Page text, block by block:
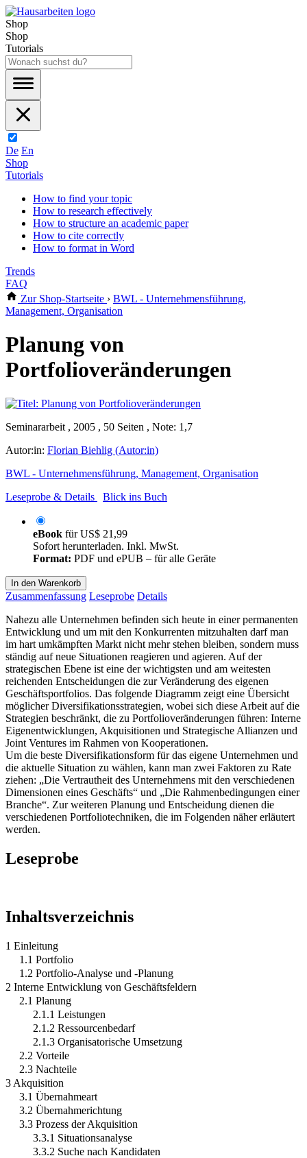
Shop
Shop
Tutorials
De En
Shop
Tutorials
How to find your topic
How to research effectively
How to structure an academic paper
How to cite correctly
How to format in Word
Trends
FAQ
Zur Shop-Startseite › BWL - Unternehmensführung,
Management, Organisation
Planung von
Portfolioveränderungen
Seminararbeit , 2005 , 50 Seiten , Note: 1,7
Autor:in: Florian Biehlig (Autor:in)
BWL - Unternehmensführung, Management, Organisation
Leseprobe & Details
Blick ins Buch
eBook fürUS$ 21,99
Sofort herunterladen. Inkl. MwSt.
Format: PDF und ePUB – für alle Geräte
In den Warenkorb
Zusammenfassung Leseprobe Details
Nahezu alle Unternehmen befinden sich heute in einer permanenten
Entwicklung und um mit den Konkurrenten mitzuhalten darf man
im hart umkämpften Markt nicht mehr stehen bleiben, sondern muss
ständig auf neue Situationen reagieren und agieren. Auf der
strategischen Ebene ist eine der wichtigsten und am weitesten
reichenden Entscheidungen die zur Veränderung des eigenen
Geschäftsportfolios. Das folgende Diagramm zeigt eine Übersicht
möglicher Diversifikationsstrategien, wobei sich diese Arbeit auf die
Strategien beschränkt, die zu Portfolioveränderungen führen: Interne
Eigenentwicklungen, Akquisitionen und Strategische Allianzen und
Joint Ventures im Rahmen von Kooperationen.
Um die beste Diversifikationsform für das eigene Unternehmen und
die aktuelle Situation zu wählen, kann man zwei Faktoren zu Rate
ziehen: „Die Vertrautheit des Unternehmens mit den verschiedenen
Dimensionen eines Geschäfts“ und „Die Rahmenbedingungen einer
Branche“. Zur weiteren Planung und Entscheidung dienen die
verschiedenen Portfoliotechniken, die im Folgenden näher erläutert
werden.
Leseprobe
Inhaltsverzeichnis
1 Einleitung
1.1 Portfolio
1.2 Portfolio-Analyse und -Planung
2 Interne Entwicklung von Geschäftsfeldern
2.1 Planung
2.1.1 Leistungen
2.1.2 Ressourcenbedarf
2.1.3 Organisatorische Umsetzung
2.2 Vorteile
2.3 Nachteile
3 Akquisition
3.1 Übernahmeart
3.2 Übernahmerichtung
3.3 Prozess der Akquisition
3.3.1 Situationsanalyse
3.3.2 Suche nach Kandidaten